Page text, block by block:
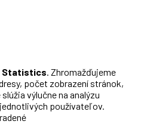
Statistics. Zhromažďujeme
počet zobrazení stránok,
výlučne na analýzu
používateľov.